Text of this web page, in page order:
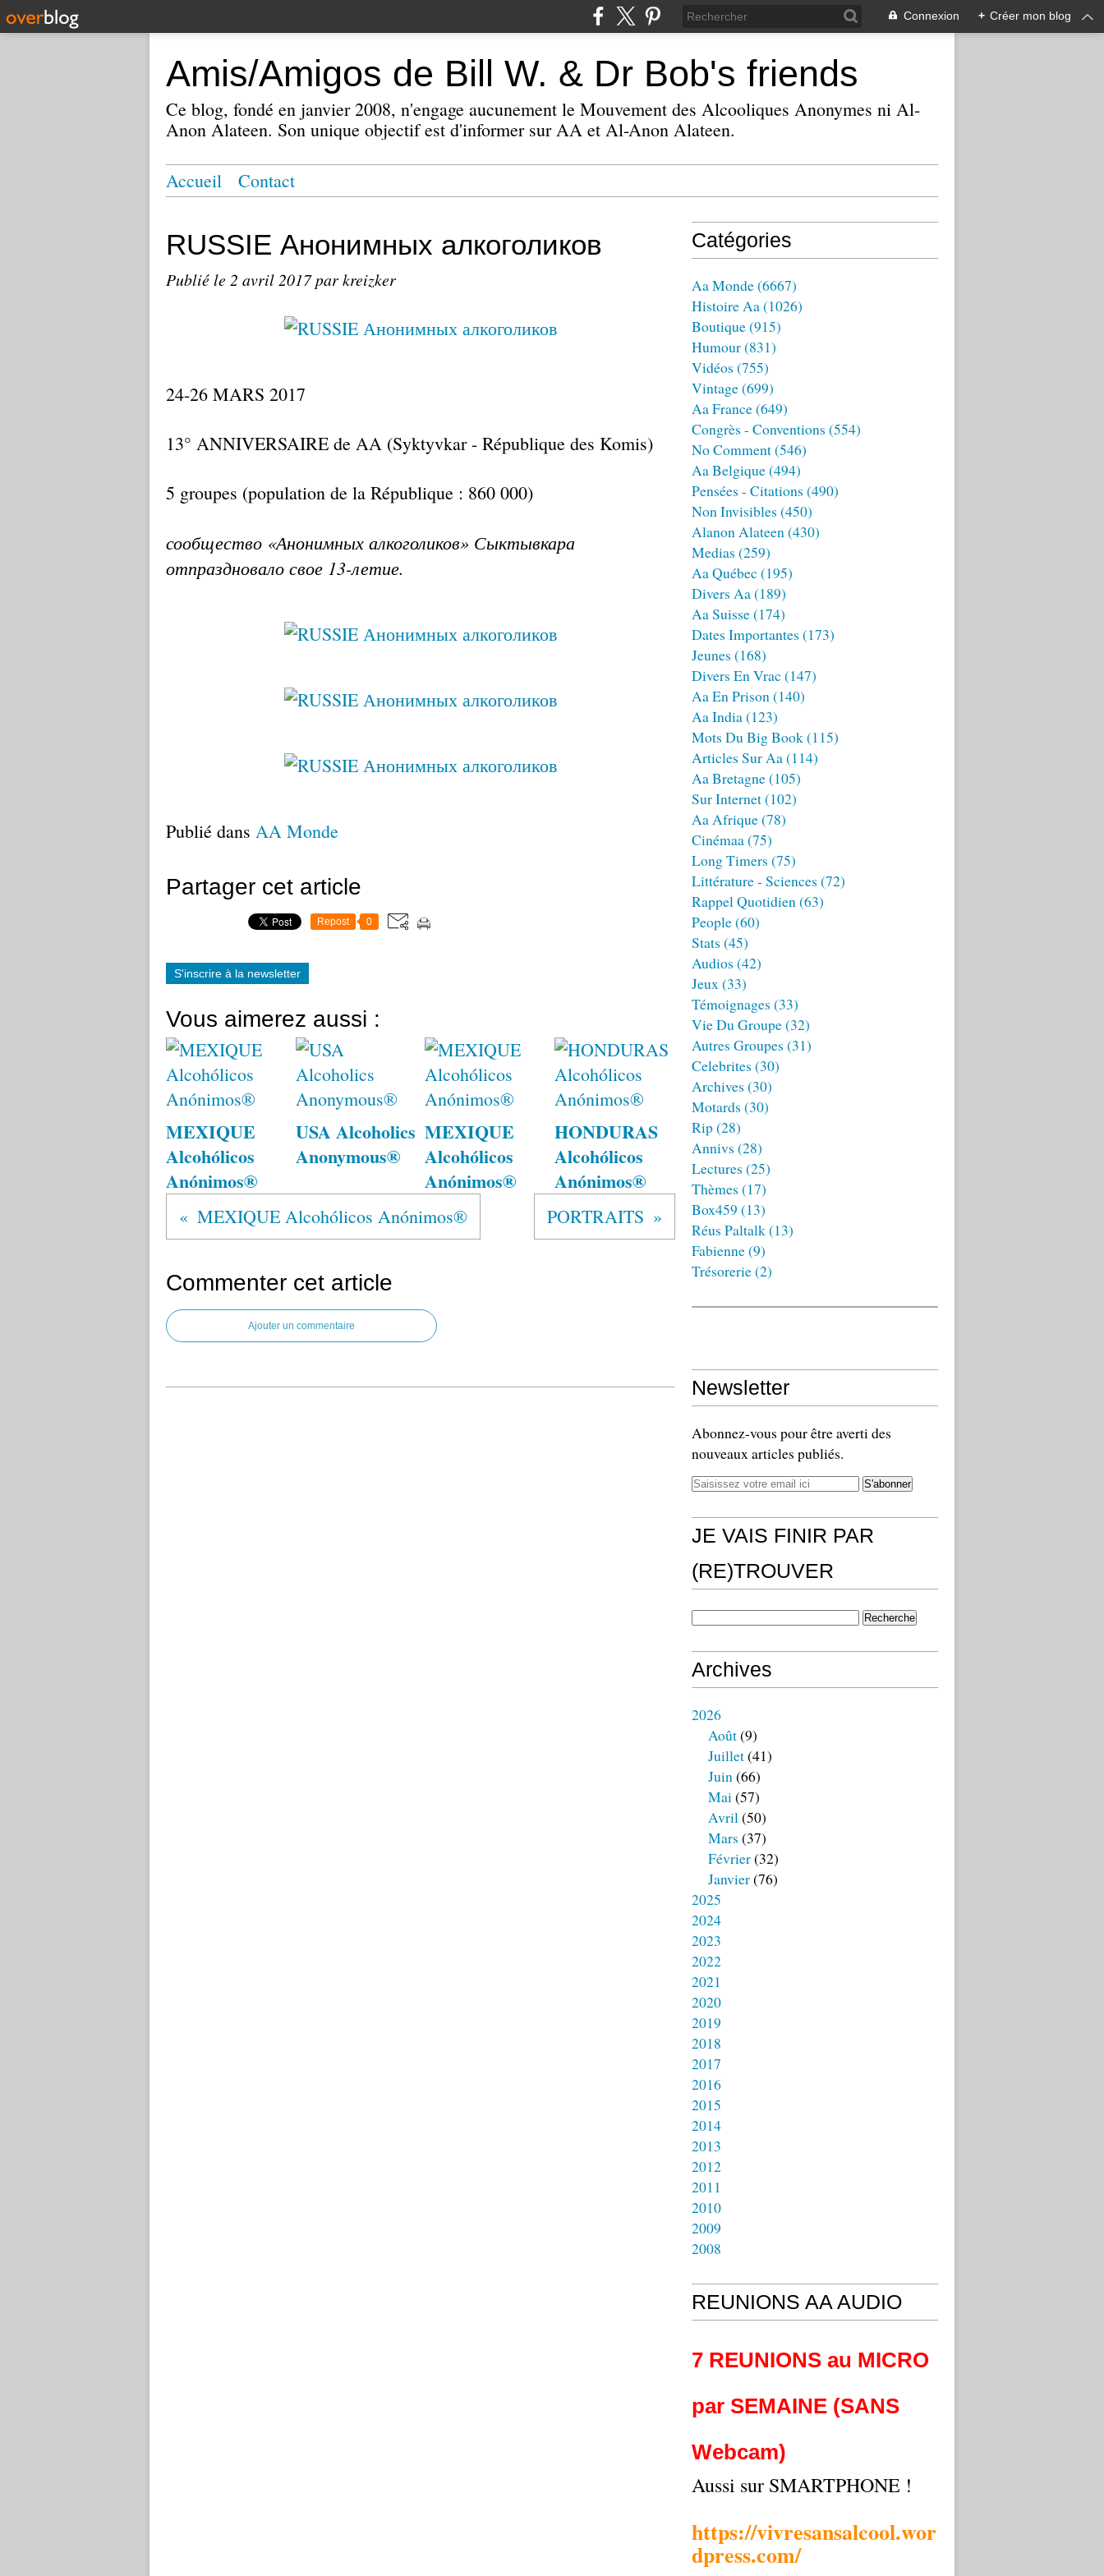
Connexion + Créer mon blog
Amis/Amigos de Bill W. & Dr Bob's friends
Ce blog, fondé en janvier 2008, n'engage aucunement le Mouvement des Alcooliques Anonymes ni Al-
Anon Alateen. Son unique objectif est d'informer sur AA et Al-Anon Alateen.
Accueil Contact
RUSSIE Анонимных алкоголиков
Publié le 2 avril 2017par kreizker
24-26 MARS 2017
13° ANNIVERSAIRE de AA (Syktyvkar - République des Komis)
5 groupes (population de la République : 860 000)
сообщество «Анонимных алкоголиков» Сыктывкара
отпраздновало свое 13-летие.
Publié dans AA Monde
Partager cet article
Repost 0
S'inscrire à la newsletter
Vous aimerez aussi :
MEXIQUE
Alcohólicos
Anónimos®
USA Alcoholics
Anonymous®
MEXIQUE
Alcohólicos
Anónimos®
HONDURAS
Alcohólicos
Anónimos®
MEXIQUE Alcohólicos Anónimos® PORTRAITS
Commenter cet article
Ajouter un commentaire
Catégories
Aa Monde(6667)
Histoire Aa(1026)
Boutique(915)
Humour(831)
Vidéos (755)
Vintage(699)
Aa France(649)
Congrès - Conventions (554)
No Comment(546)
Aa Belgique(494)
Pensées - Citations (490)
Non Invisibles (450)
Alanon Alateen(430)
Medias (259)
Aa Québec (195)
Divers Aa(189)
Aa Suisse(174)
Dates Importantes (173)
Jeunes (168)
Divers En Vrac (147)
Aa En Prison(140)
Aa India(123)
Mots Du Big Book(115)
Articles Sur Aa(114)
Aa Bretagne(105)
Sur Internet(102)
Aa Afrique(78)
Cinémaa(75)
Long Timers (75)
Littérature - Sciences (72)
Rappel Quotidien(63)
People(60)
Stats (45)
Audios (42)
Jeux(33)
Témoignages (33)
Vie Du Groupe(32)
Autres Groupes (31)
Celebrites (30)
Archives (30)
Motards (30)
Rip(28)
Annivs (28)
Lectures (25)
Thèmes (17)
Box459 (13)
Réus Paltalk(13)
Fabienne(9)
Trésorerie(2)
Newsletter
Abonnez-vous pour être averti des
nouveaux articles publiés.
JE VAIS FINIR PAR
(RE)TROUVER
Archives
2026
Août(9)
Juillet(41)
Juin(66)
Mai(57)
Avril(50)
Mars (37)
Février(32)
Janvier(76)
2025
2024
2023
2022
2021
2020
2019
2018
2017
2016
2015
2014
2013
2012
2011
2010
2009
2008
REUNIONS AA AUDIO
7 REUNIONS au MICRO
par SEMAINE (SANS
Webcam)
Aussi sur SMARTPHONE !
https://vivresansalcool.wor
dpress.com/